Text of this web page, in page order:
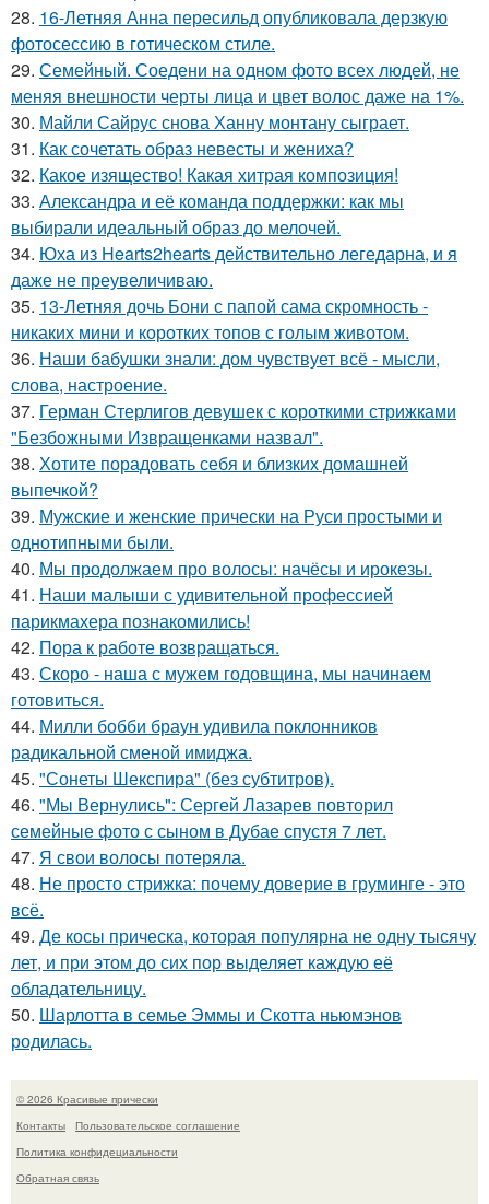
28. 16-Летняя Анна пересильд опубликовала дерзкую
фотосессию в готическом стиле.
29. Семейный. Соедени на одном фото всех людей, не
меняя внешности черты лица и цвет волос даже на 1%.
30. Майли Сайрус снова Ханну монтану сыграет.
31. Как сочетать образ невесты и жениха?
32. Какое изящество! Какая хитрая композиция!
33. Александра и её команда поддержки: как мы
выбирали идеальный образ до мелочей.
34. Юха из Hearts2hearts действительно легедарна, и я
даже не преувеличиваю.
35. 13-Летняя дочь Бони с папой сама скромность -
никаких мини и коротких топов с голым животом.
36. Наши бабушки знали: дом чувствует всё - мысли,
слова, настроение.
37. Герман Стерлигов девушек с короткими стрижками
"Безбожными Извращенками назвал".
38. Хотите порадовать себя и близких домашней
выпечкой?
39. Мужские и женские прически на Руси простыми и
однотипными были.
40. Мы продолжаем про волосы: начёсы и ирокезы.
41. Наши малыши с удивительной профессией
парикмахера познакомились!
42. Пора к работе возвращаться.
43. Скоро - наша с мужем годовщина, мы начинаем
готовиться.
44. Милли бобби браун удивила поклонников
радикальной сменой имиджа.
45. "Сонеты Шекспира" (без субтитров).
46. "Мы Вернулись": Сергей Лазарев повторил
семейные фото с сыном в Дубае спустя 7 лет.
47. Я свои волосы потеряла.
48. Не просто стрижка: почему доверие в груминге - это
всё.
49. Де косы прическа, которая популярна не одну тысячу
лет, и при этом до сих пор выделяет каждую её
обладательницу.
50. Шарлотта в семье Эммы и Скотта ньюмэнов
родилась.
© 2026 Красивые прически
Контакты
Пользовательское соглашение
Политика конфидециальности
Обратная связь